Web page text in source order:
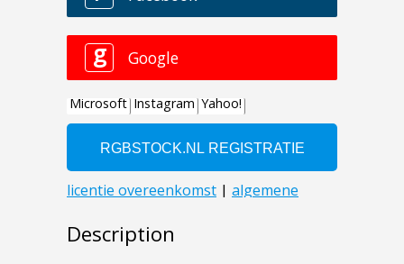
Description